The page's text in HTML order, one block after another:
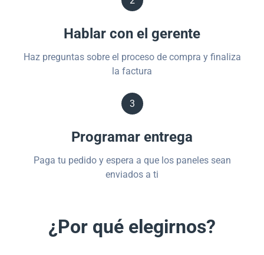
Hablar con el gerente
Haz preguntas sobre el proceso de compra y finaliza
la factura
3
Programar entrega
Paga tu pedido y espera a que los paneles sean
enviados a ti
¿Por qué elegirnos?